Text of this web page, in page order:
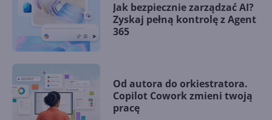
Jak bezpiecznie zarządzać AI?
Zyskaj pełną kontrolę z Agent
365
Od autora do orkiestratora.
Copilot Cowork zmieni twoją
pracę